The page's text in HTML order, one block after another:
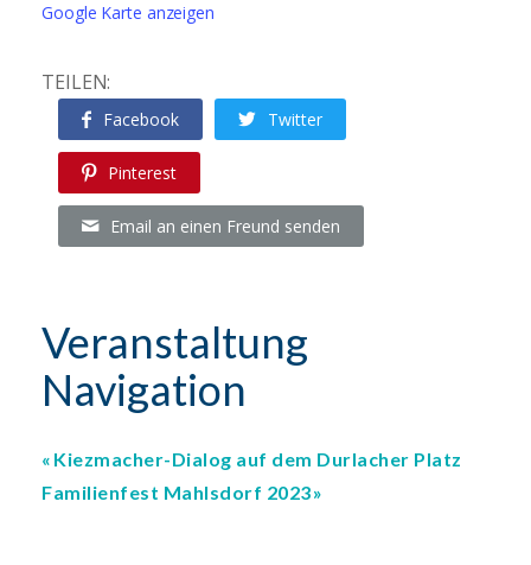
Google Karte anzeigen
TEILEN:
Facebook Twitter
Pinterest
Email an einen Freund senden
Veranstaltung
Navigation
Kiezmacher-Dialog auf dem Durlacher Platz
Familienfest Mahlsdorf 2023